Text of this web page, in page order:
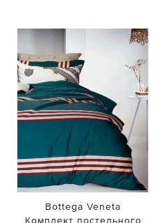
Bottega Veneta
Комплект постельного